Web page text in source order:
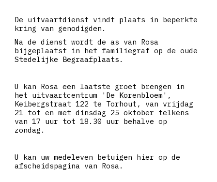
De uitvaartdienst vindt plaats in beperkte
kring van genodigden.
Na de dienst wordt de as van Rosa
bijgeplaatst in het familiegraf op de oude
Stedelijke Begraafplaats.
U kan Rosa een laatste groet brengen in
het uitvaartcentrum 'De Korenbloem',
Keibergstraat 122 te Torhout, van vrijdag
21 tot en met dinsdag 25 oktober telkens
van 17 uur tot 18.30 uur behalve op
zondag.
U kan uw medeleven betuigen hier op de
afscheidspagina van Rosa.